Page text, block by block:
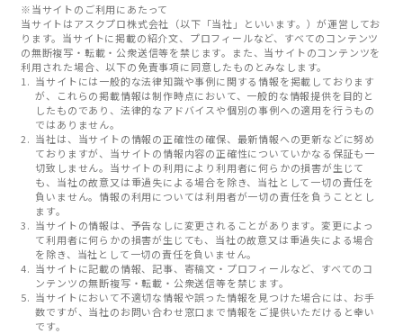
※当サイトのご利用にあたって
当サイトはアスクプロ株式会社（以下「当社」といいます。）が運営してお
ります。当サイトに掲載の紹介文、プロフィールなど、すべてのコンテンツ
の無断複写・転載・公衆送信等を禁じます。また、当サイトのコンテンツを
利用された場合、以下の免責事項に同意したものとみなします。
当サイトには一般的な法律知識や事例に関する情報を掲載しております
が、これらの掲載情報は制作時点において、一般的な情報提供を目的と
したものであり、法律的なアドバイスや個別の事例への適用を行うもの
ではありません。
当社は、当サイトの情報の正確性の確保、最新情報への更新などに努め
ておりますが、当サイトの情報内容の正確性についていかなる保証も一
切致しません。当サイトの利用により利用者に何らかの損害が生じて
も、当社の故意又は重過失による場合を除き、当社として一切の責任を
負いません。情報の利用については利用者が一切の責任を負うこととし
ます。
当サイトの情報は、予告なしに変更されることがあります。変更によっ
て利用者に何らかの損害が生じても、当社の故意又は重過失による場合
を除き、当社として一切の責任を負いません。
当サイトに記載の情報、記事、寄稿文・プロフィールなど、すべてのコ
ンテンツの無断複写・転載・公衆送信等を禁じます。
当サイトにおいて不適切な情報や誤った情報を見つけた場合には、お手
数ですが、当社のお問い合わせ窓口まで情報をご提供いただけると幸い
です。